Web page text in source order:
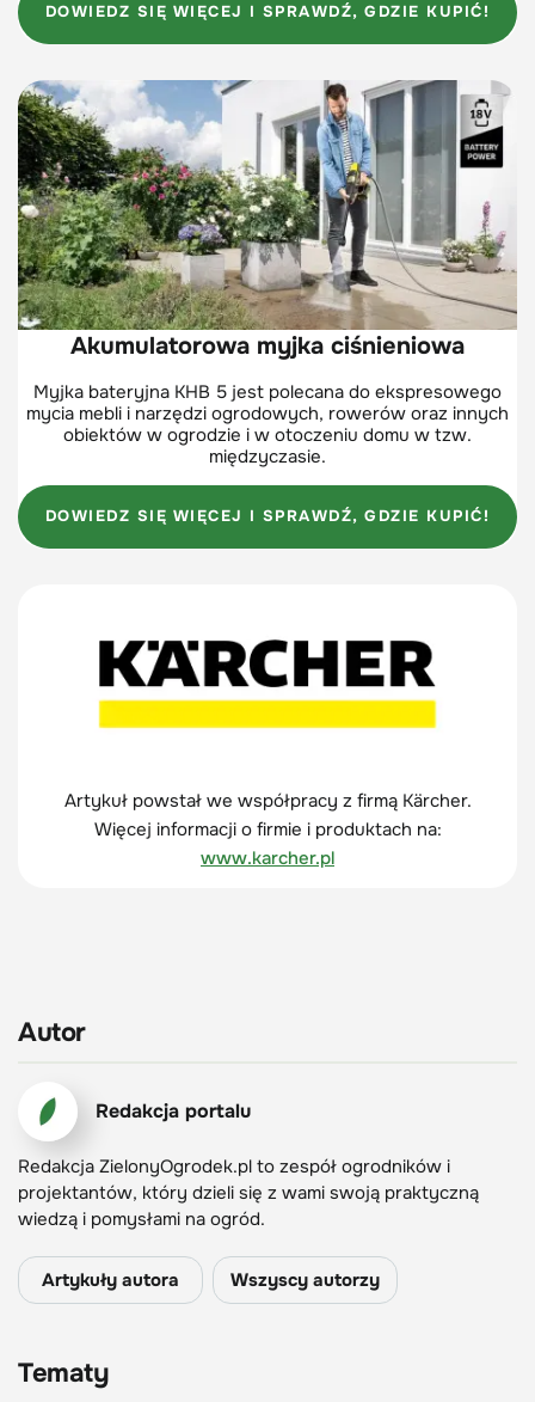
DOWIEDZ SIĘ WIĘCEJ I SPRAWDŹ, GDZIE KUPIĆ!
Akumulatorowa myjka ciśnieniowa
Myjka bateryjna KHB 5 jest polecana do ekspresowego
mycia mebli i narzędzi ogrodowych, rowerów oraz innych
obiektów w ogrodzie i w otoczeniu domu w tzw.
międzyczasie.
DOWIEDZ SIĘ WIĘCEJ I SPRAWDŹ, GDZIE KUPIĆ!
Artykuł powstał we współpracy z firmą Kärcher.
Więcej informacji o firmie i produktach na:
www.karcher.pl
Autor
Redakcja portalu
Redakcja ZielonyOgrodek.pl to zespół ogrodników i
projektantów, który dzieli się z wami swoją praktyczną
wiedzą i pomysłami na ogród.
Artykuły autora Wszyscy autorzy
Tematy